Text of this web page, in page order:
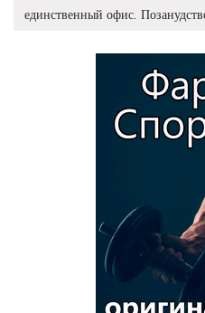
единственный офис.